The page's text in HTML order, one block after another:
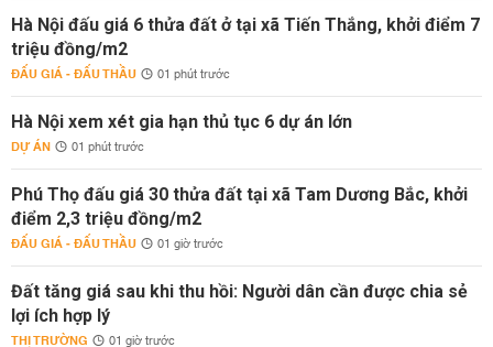
Hà Nội đấu giá 6 thửa đất ở tại xã Tiến Thắng, khởi điểm 7
triệu đồng/m2
ĐẤU GIÁ - ĐẤU THẦU 01 phút trước
Hà Nội xem xét gia hạn thủ tục 6 dự án lớn
DỰ ÁN 01 phút trước
Phú Thọ đấu giá 30 thửa đất tại xã Tam Dương Bắc, khởi
điểm 2,3 triệu đồng/m2
ĐẤU GIÁ - ĐẤU THẦU 01 giờ trước
Đất tăng giá sau khi thu hồi: Người dân cần được chia sẻ
lợi ích hợp lý
THỊ TRƯỜNG 01 giờ trước